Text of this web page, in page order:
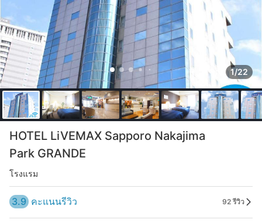
1/22
HOTEL LiVEMAX Sapporo Nakajima
Park GRANDE
โรงแรม
3.9 คะแนนรีวิว 92 รีวิว